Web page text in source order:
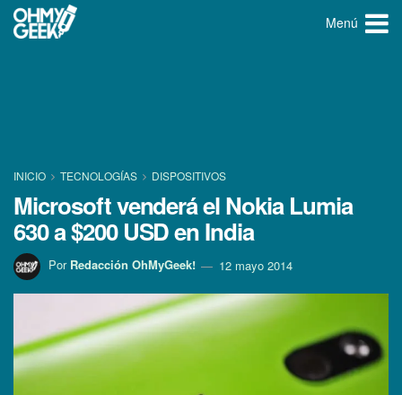
Menú
INICIO TECNOLOGÍ­AS DISPOSITIVOS
Microsoft venderá el Nokia Lumia
630 a $200 USD en India
Por Redacción OhMyGeek! 12 mayo 2014